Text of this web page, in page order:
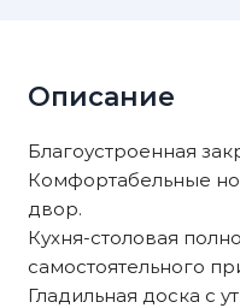
Описание
Благоустроенная
Комфортабельные
двор.
Кухня-столовая
самостоятельного
Гладильная доска с